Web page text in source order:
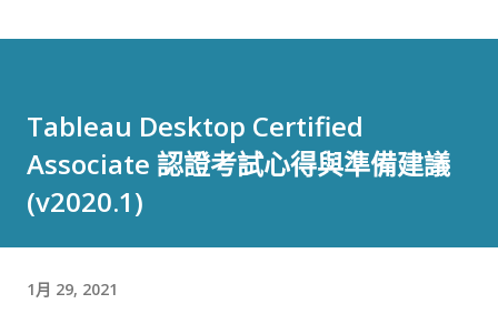
Tableau Desktop Certified
Associate 認證考試心得與準備建議
(v2020.1)
1月 29, 2021